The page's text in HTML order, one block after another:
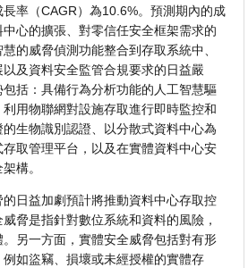
率（CAGR）為10.6%。預測期內的成
心的擴張、對零信任安全框架需求的
的威脅偵測功能整合到存取系統中、
及資料安全監管合規要求的日益嚴
括：具備行為分析功能的人工智慧驅
用物聯網對設施存取進行即時監控和
生物識別認證、以分散式資料中心為
取管理平台，以及在實體資料中心安
構。
日益加劇預計將推動資料中心存取控
脅是指針對數位系統和資料的風險，
另一方面，實體安全威脅包括對有形
如盜竊、損壞或未經授權的實體存